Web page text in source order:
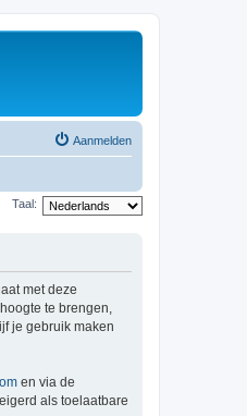
Aanmelden
Taal:
met deze
te brengen,
je gebruik maken
en via de
als toelaatbare